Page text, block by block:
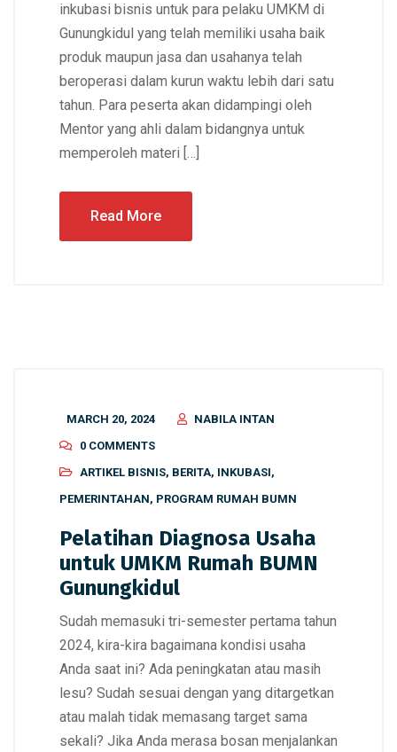
inkubasi bisnis untuk para pelaku UMKM di
Gunungkidul yang telah memiliki usaha baik
produk maupun jasa dan usahanya telah
beroperasi dalam kurun waktu lebih dari satu
tahun. Para peserta akan didampingi oleh
Mentor yang ahli dalam bidangnya untuk
memperoleh materi […]
Read More
MARCH 20, 2024
NABILA INTAN
0 COMMENTS
ARTIKEL BISNIS, BERITA, INKUBASI,
PEMERINTAHAN, PROGRAM RUMAH BUMN
Pelatihan Diagnosa Usaha
untuk UMKM Rumah BUMN
Gunungkidul
Sudah memasuki tri-semester pertama tahun
2024, kira-kira bagaimana kondisi usaha
Anda saat ini? Ada peningkatan atau masih
lesu? Sudah sesuai dengan yang ditargetkan
atau malah tidak memasang target sama
sekali? Jika Anda merasa bosan menjalankan